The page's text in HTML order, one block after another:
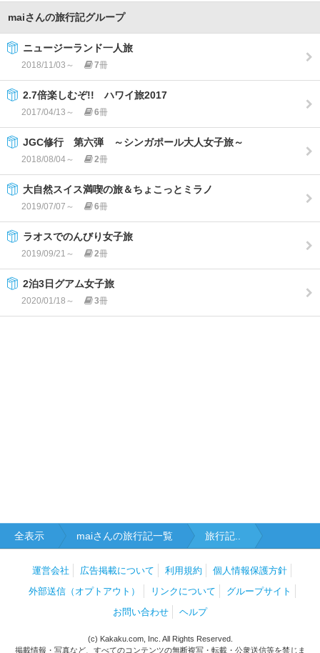
maiさんの旅行記グループ
ニュージーランド一人旅
2018/11/03～ 7冊
2.7倍楽しむぞ!! ハワイ旅2017
2017/04/13～ 6冊
JGC修行 第六弾 ～シンガポール大人女子旅～
2018/08/04～ 2冊
大自然スイス満喫の旅＆ちょこっとミラノ
2019/07/07～ 6冊
ラオスでのんびり女子旅
2019/09/21～ 2冊
2泊3日グアム女子旅
2020/01/18～ 3冊
全表示 maiさんの旅行記一覧 旅行記..
運営会社 広告掲載について 利用規約
個人情報保護方針
外部送信（オプトアウト）
リンクについて
グループサイト
お問い合わせ
ヘルプ
(c) Kakaku.com, Inc. All Rights Reserved.
掲載情報・写真など、すべてのコンテンツの無断複写・転載・公衆送信等を禁じま